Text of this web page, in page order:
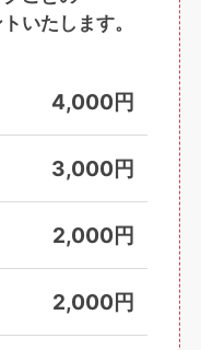
いたします。
4,000円
3,000円
2,000円
2,000円